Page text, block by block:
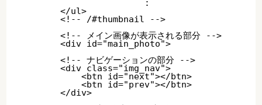
	</ul>
	<!-- /#thumbnail -->
	<!-- メイン画像が表示される部分 -->
	<div id="main_photo">
        <!-- ナビゲーションの部分 -->
        <div class="img_nav">
            <btn id="next"></btn>
            <btn id="prev"></btn>
        </div>